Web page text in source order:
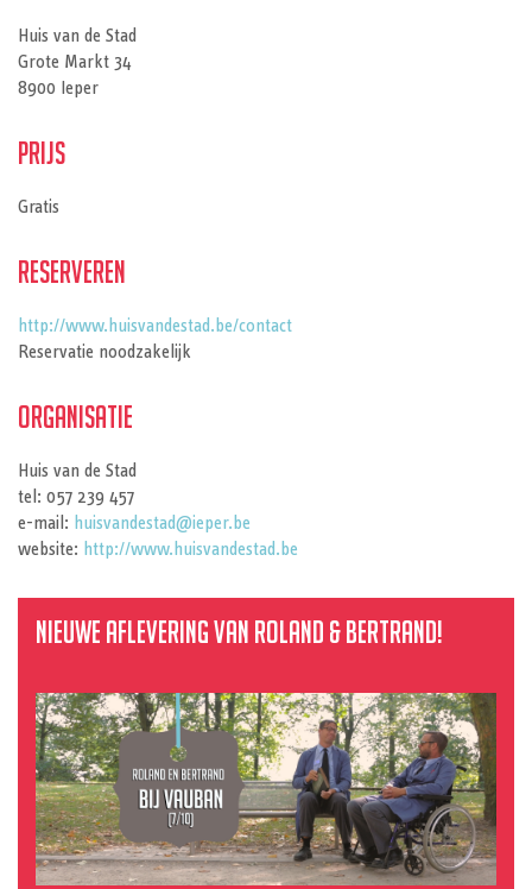
Huis van de Stad
Grote Markt 34
8900 Ieper
Prijs
Gratis
Reserveren
http://www.huisvandestad.be/contact
Reservatie noodzakelijk
Organisatie
Huis van de Stad
tel: 057 239 457
e-mail: huisvandestad@ieper.be
website: http://www.huisvandestad.be
Nieuwe aflevering van Roland & Bertrand!